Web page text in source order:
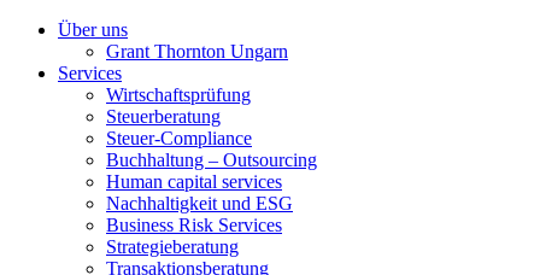
Über uns
Grant Thornton Ungarn
Services
Wirtschaftsprüfung
Steuerberatung
Steuer-Compliance
Buchhaltung – Outsourcing
Human capital services
Nachhaltigkeit und ESG
Business Risk Services
Strategieberatung
Transaktionsberatung